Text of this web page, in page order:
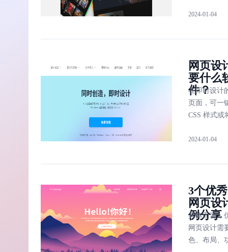
Figma、
2024-01-04
网页设
要什么
件？
在即时设计
页面，可一
CSS 样式或
码的形式导
进行，快速
2024-01-04
3个优
网页设
例分享
具体而言，
网页设计需
色、布局、